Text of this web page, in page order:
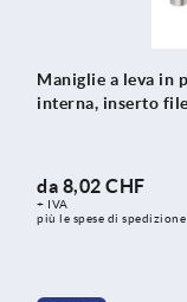
Maniglie a leva in
interna, inserto
da 8,02 CHF
+ IVA
più le spese di spedizione